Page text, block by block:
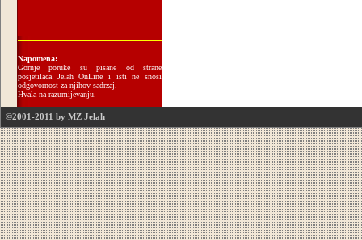
Napomena:
Gornje poruke su pisane od strane
posjetilaca Jelah OnLine i isti ne snosi
odgovornost za njihov sadrzaj.
Hvala na razumijevanju.
©2001-2011 by MZ Jelah